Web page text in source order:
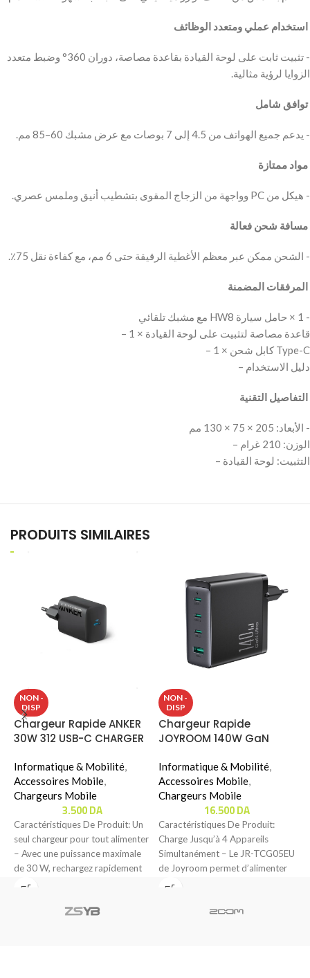
‫ استخدام عملي ومتعدد الوظائف
‫- تثبيت ثابت على لوحة القيادة بقاعدة مصاصة، دوران 360° وضبط متعدد
‫ توافق شامل
‫ مواد ممتازة
‫ مسافة شحن فعالة
‫ المرفقات المضمنة
‫- 1 × حامل سيارة HW8 مع مشبك تلقائي
– 1 × قاعدة مصاصة لتثبيت على لوحة القيادة
– 1 × كابل شحن Type-C
‫ التفاصيل التقنية
‫- الأبعاد: 205 × 75 × 130 مم
– الوزن: 210 غرام
PRODUITS SIMILAIRES
NON -
DISP
Chargeur Rapide ANKER
30W 312 USB-C CHARGER
Informatique & Mobilité,
Accessoires Mobile,
Chargeurs Mobile
3.500DA
Caractéristiques De Produit: Un
seul chargeur pour tout alimenter
– Avec une puissance maximale
de 30 W, rechargez rapidement
tous
NON -
DISP
Chargeur Rapide
JOYROOM 140W GaN
Avec Cable 240W (JR-
TCG05EU)
Informatique & Mobilité,
Accessoires Mobile,
Chargeurs Mobile
16.500DA
Caractéristiques De Produit:
Charge Jusqu’à 4 Appareils
Simultanément – Le JR-TCG05EU
de Joyroom permet d’alimenter
jusqu’à quatre appareils en même